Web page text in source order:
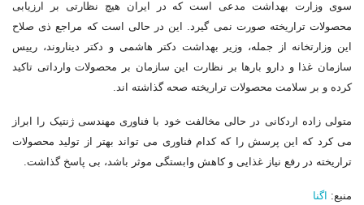
سوی وزارت بهداشت مدعی است که در ایران هیچ نظارتی بر ارزیابی
محصولات تراریخته صورت نمی گیرد. این در حالی است که مراجع ذی صلاح
این وزارتخانه از جمله، وزیر بهداشت دکتر هاشمی و دکتر دیناروند، رییس
سازمان غذا و دارو بارها بر نظارت این سازمان بر محصولات وارداتی تاکید
کرده و بر سلامت محصولات تراریخته صحه گذاشته اند.
متولی زاده اردکانی در حالی مخالفت خود با فناوری مهندسی ژنتیک را ابراز
می کرد که این پرسش را که کدام فناوری می تواند بهتر از تولید محصولات
تراریخته در رفع نیاز غذایی و کاهش وابستگی موثر باشد، بی پاسخ گذاشت.
منبع: اگنا